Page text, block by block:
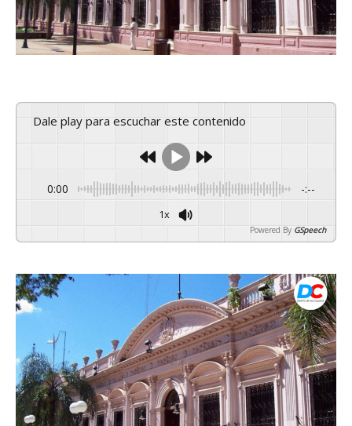
Dale play para escuchar este contenido
0:00 -:--
1x
Powered By GSpeech